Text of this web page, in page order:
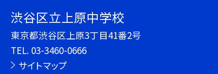
渋谷区立上原中学校
東京都渋谷区上原3丁目41番2号
TEL. 03-3460-0666
サイトマップ